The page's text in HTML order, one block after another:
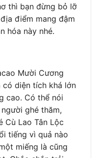
thì bạn đừng bỏ lỡ
điểm mang đậm
hóa này nhé.
Mười Cương
có diện tích khá lớn
cao. Có thể nói
ghé thăm,
Cù Lao Tân Lộc
tiếng vì quả nào
miếng là cũng